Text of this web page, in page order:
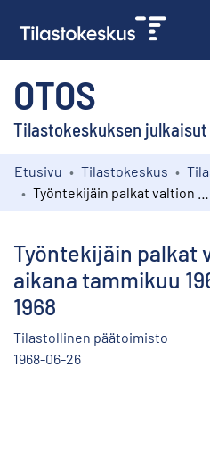
OTOS
Tilastokeskuksen
Kokoelmat
Etusivu Tilastokeskus
Työntekijäin palkat
aikana tammikuu
1968
Tilastollinen päätoimisto
1968-06-26